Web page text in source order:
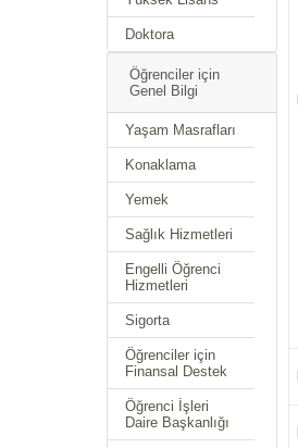
Doktora
Öğrenciler için
Genel Bilgi
Yaşam Masrafları
Konaklama
Yemek
Sağlık Hizmetleri
Engelli Öğrenci
Hizmetleri
Sigorta
Öğrenciler için
Finansal Destek
Öğrenci İşleri
Daire Başkanlığı